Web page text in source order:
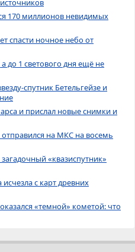
170 миллионов невидимых
спасти ночное небо от
до 1 светового дня ещё не
спутник Бетельгейзе и
и прислал новые снимки и
на МКС на восемь
«квазиспутник»
с карт древних
«темной» кометой: что